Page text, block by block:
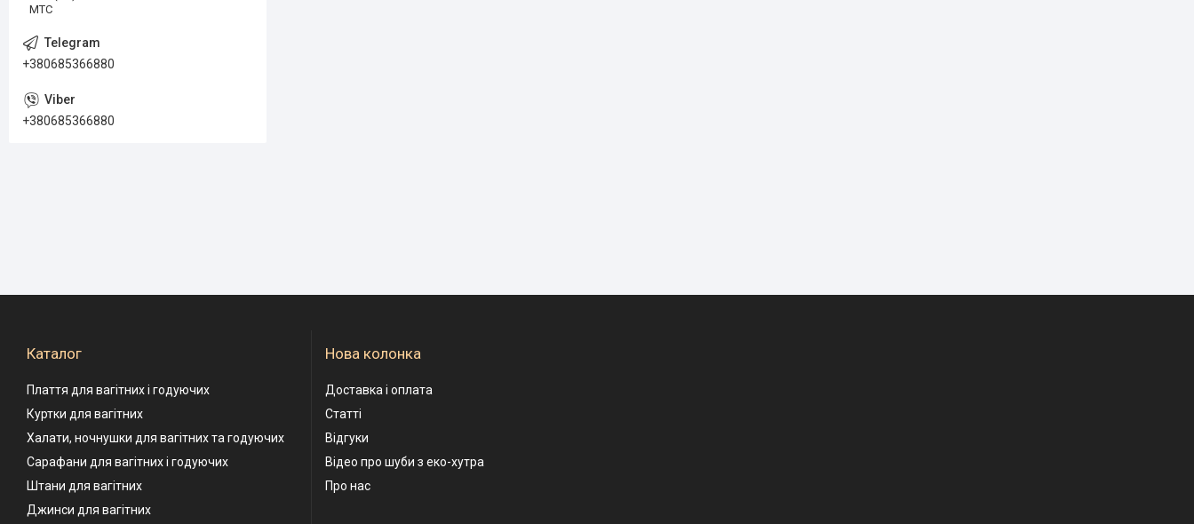
МТС
+380685366880
+380685366880
Каталог
Плаття для вагітних і годуючих
Куртки для вагітних
Халати, ночнушки для вагітних та годуючих
Сарафани для вагітних і годуючих
Штани для вагітних
Джинси для вагітних
Нова колонка
Доставка і оплата
Статті
Відгуки
Відео про шуби з еко-хутра
Про нас